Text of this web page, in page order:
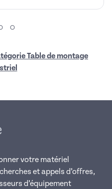
Table de montage
votre matériel
et appels d’offres,
d’équipement